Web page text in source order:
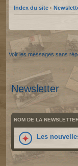
Index du site ‹
Voir les messages sans
Newsletter
NOM DE LA
Les